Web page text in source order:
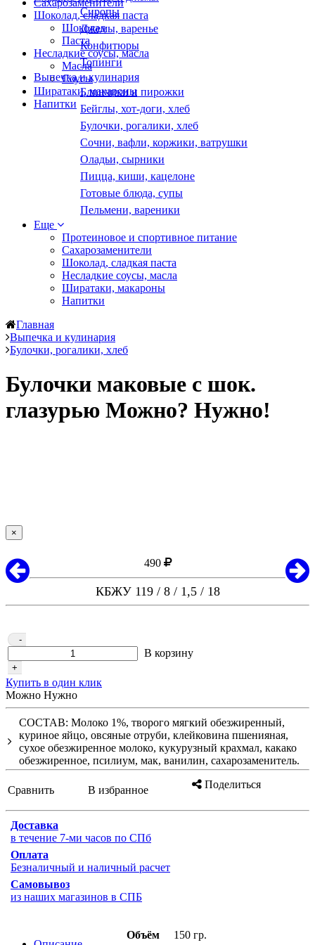
Сахарозаменители
Шоколад, сладкая паста
Шоколад
Паста
Несладкие соусы, масла
Масла
Соусы
Ширатаки, макароны
Напитки
Сиропы
Джемы, варенье
Конфитюры
Топинги
Выпечка и кулинария
Блинчики и пирожки
Бейглы, хот-доги, хлеб
Булочки, рогалики, хлеб
Сочни, вафли, коржики, ватрушки
Оладьи, сырники
Пицца, киши, кацелоне
Готовые блюда, супы
Пельмени, вареники
Еще
Протеиновое и спортивное питание
Сахарозаменители
Шоколад, сладкая паста
Несладкие соусы, масла
Ширатаки, макароны
Напитки
Главная
Выпечка и кулинария
Булочки, рогалики, хлеб
Булочки маковые с шок.
глазурью Можно? Нужно!
×
490
КБЖУ 119 / 8 / 1,5 / 18
-
+
В корзину
Купить в один клик
Можно Нужно
СОСТАВ: Молоко 1%, творого мягкий обезжиренный,
куриное яйцо, овсяные отруби, клейковина пшенияная,
сухое обезжиренное молоко, кукурузный крахмал, какако
обезжиренное, псилиум, мак, ванилин, сахарозаменитель.
Сравнить В избранное Поделиться
Доставка
в течение 7-ми часов по СПб
Оплата
Безналичный и наличный расчет
Самовывоз
из наших магазинов в СПБ
Объём
150 гр.